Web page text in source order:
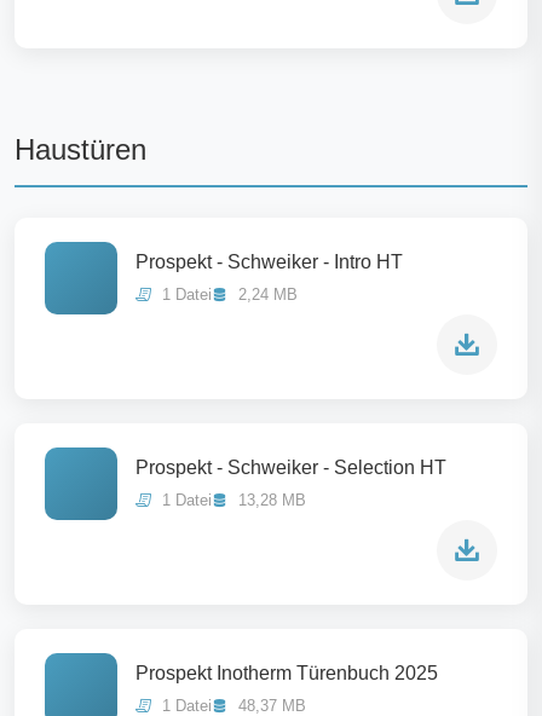
Haustüren
Prospekt - Schweiker - Intro HT
1 Datei 2,24 MB
Prospekt - Schweiker - Selection HT
1 Datei 13,28 MB
Prospekt Inotherm Türenbuch 2025
1 Datei 48,37 MB